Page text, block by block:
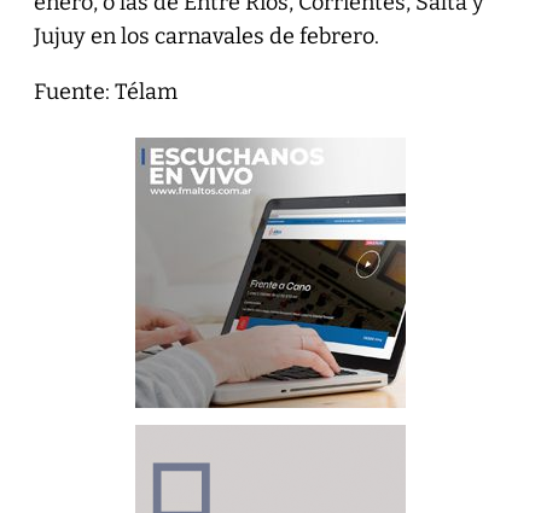
Jujuy en los carnavales de febrero.
Fuente: Télam